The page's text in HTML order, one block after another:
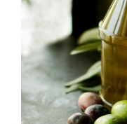
Из этой статьи вы
можно достичь
проблемный